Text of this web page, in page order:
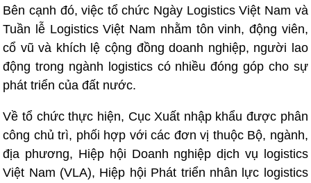
Bên cạnh đó, việc tổ chức Ngày Logistics Việt Nam và
Tuần lễ Logistics Việt Nam nhằm tôn vinh, động viên,
cổ vũ và khích lệ cộng đồng doanh nghiệp, người lao
động trong ngành logistics có nhiều đóng góp cho sự
phát triển của đất nước.
Về tổ chức thực hiện, Cục Xuất nhập khẩu được phân
công chủ trì, phối hợp với các đơn vị thuộc Bộ, ngành,
địa phương, Hiệp hội Doanh nghiệp dịch vụ logistics
Việt Nam (VLA), Hiệp hội Phát triển nhân lực logistics